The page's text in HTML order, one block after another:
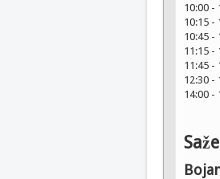
10:00 -
10:15 -
10:45 -
11:15 -
11:45 -
12:30 -
14:00 -